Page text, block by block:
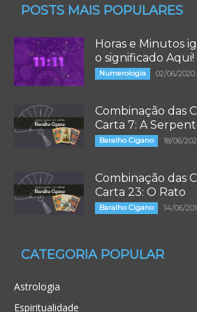
POSTS MAIS POPULARES
Horas e Minutos
o significado Aqui!
Numerologia 02/06/2020
Combinação das
Carta 7: A
Baralho Cigano 18/06/
Combinação das
Carta 23: O Rato
Baralho Cigano 14/06/
CATEGORIA POPULAR
Astrologia
Espiritualidade